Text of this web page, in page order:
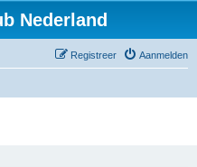
Nederland
Aanmelden
Registreer